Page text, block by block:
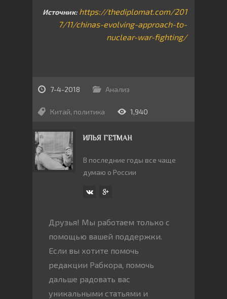
Источник: https://thediplomat.com/201
7/11/chinas-evolving-approach-to-
nuclear-war-fighting/
7-4-2018 Анализ
Китай, политика 1,940
ИЛЬЯ ГЕТМАН
В последние годы все чаще
думаю о России
Друзья! Мы работаем только с
помощью вашей поддержки.
Если вы хотите помочь
редакции Рабкора, помочь
дальше радовать вас
уникальными статьями и